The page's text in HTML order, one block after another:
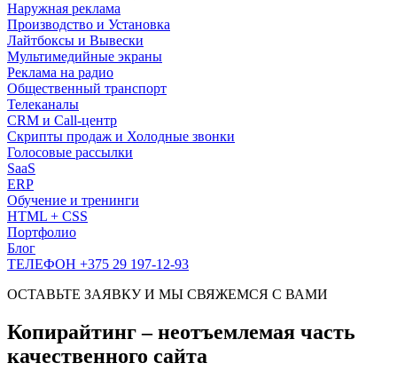
Наружная реклама
Производство и Установка
Лайтбоксы и Вывески
Мультимедийные экраны
Реклама на радио
Общественный транспорт
Телеканалы
CRM и Call-центр
Скрипты продаж и Холодные звонки
Голосовые рассылки
SaaS
ERP
Обучение и тренинги
HTML + CSS
Портфолио
Блог
ТЕЛЕФОН +375 29 197-12-93
ОСТАВЬТЕ ЗАЯВКУ И МЫ СВЯЖЕМСЯ С ВАМИ
Копирайтинг – неотъемлемая часть
качественного сайта